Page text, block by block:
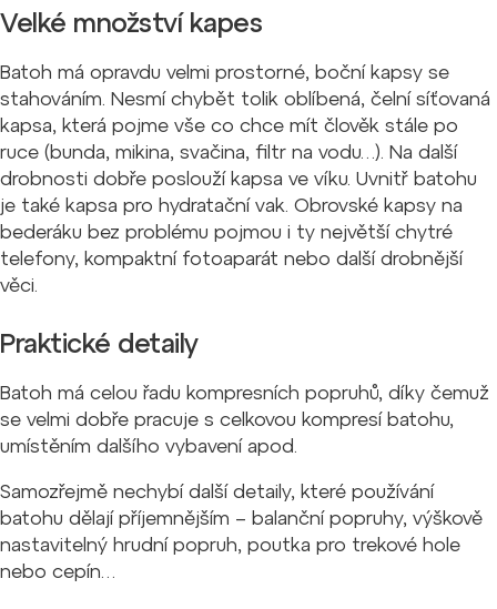
Velké množství kapes
Batoh má opravdu velmi prostorné, boční kapsy se
stahováním. Nesmí chybět tolik oblíbená, čelní síťovaná
kapsa, která pojme vše co chce mít člověk stále po
ruce (bunda, mikina, svačina, filtr na vodu…). Na další
drobnosti dobře poslouží kapsa ve víku. Uvnitř batohu
je také kapsa pro hydratační vak. Obrovské kapsy na
bederáku bez problému pojmou i ty největší chytré
telefony, kompaktní fotoaparát nebo další drobnější
věci.
Praktické detaily
Batoh má celou řadu kompresních popruhů, díky čemuž
se velmi dobře pracuje s celkovou kompresí batohu,
umístěním dalšího vybavení apod.
Samozřejmě nechybí další detaily, které používání
batohu dělají příjemnějším – balanční popruhy, výškově
nastavitelný hrudní popruh, poutka pro trekové hole
nebo cepín…